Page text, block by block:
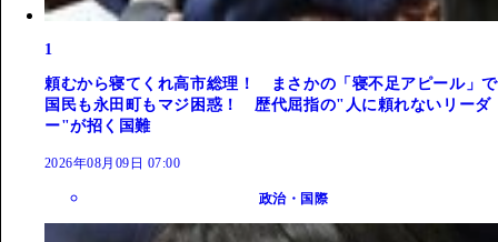
1
頼むから寝てくれ高市総理！ まさかの「寝不足アピール」で
国民も永田町もマジ困惑！ 歴代屈指の"人に頼れないリーダ
ー"が招く国難
2026年08月09日 07:00
政治・国際